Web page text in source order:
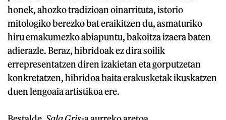
honek, ahozko tradizioan oinarrituta, istorio
mitologiko berezko bat eraikitzen du, asmaturiko
hiru emakumezko abiapuntu, bakoitza izaera baten
adierazle. Beraz, hibridoak ez dira soilik
errepresentatzen diren izakietan eta gorputzetan
konkretatzen, hibridoa baita erakusketak ikuskatzen
duen lengoaia artistikoa ere.